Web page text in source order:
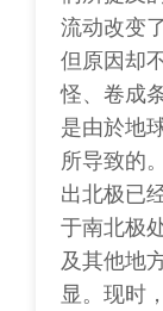
流动改变
但原因却
怪、卷成
是由於地
所导致的
出北极已
于南北极
及其他地
显。现时